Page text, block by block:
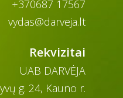
+370687 17567
vydas@darveja.lt
Rekvizitai
UAB DARVĖJA
g. 24, Kauno r.